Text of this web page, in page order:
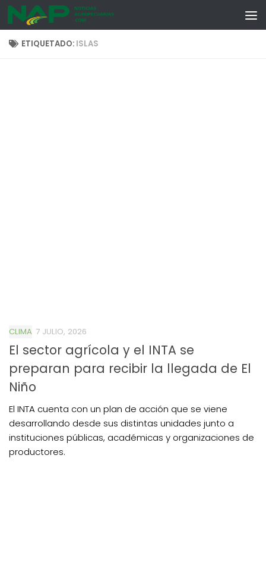
Skip to content
ETIQUETADO: ISLAS
CLIMA 7 JULIO, 2026
El sector agrícola y el INTA se
preparan para recibir la llegada de El
Niño
El INTA cuenta con un plan de acción que se viene
desarrollando desde sus distintas unidades junto a
instituciones públicas, académicas y organizaciones de
productores.